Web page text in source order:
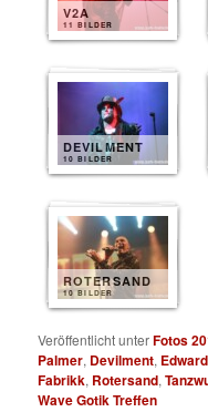
V2A
11 BILDER
DEVILMENT
10 BILDER
ROTERSAND
10 BILDER
Veröffentlicht unterFotos
Palmer, Devilment,
Fabrikk, Rotersand,
Wave Gotik Treffen